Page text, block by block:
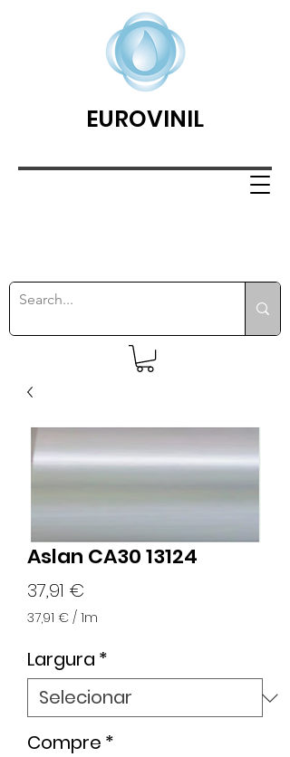
EUROVINIL
Aslan CA30 13124
37,91 €
37,91 € / 1m
por
1
metro
Largura *
Compre *